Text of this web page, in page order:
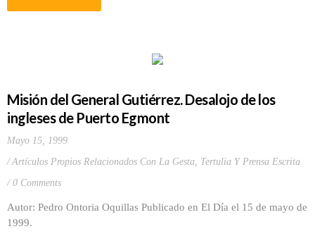
Misión del General Gutiérrez. Desalojo de los
ingleses de Puerto Egmont
Mayo 15, 1999
Artículos Propios Relacionados Con La Gesta, Tertulia Y Prensa Escrita
0 Comments
Autor: Pedro Ontoria Oquillas Publicado en El Día el 15 de mayo de
1999.